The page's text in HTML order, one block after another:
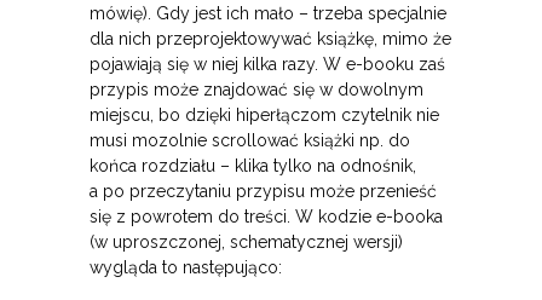
mówię). Gdy jest ich mało – trzeba specjalnie
dla nich przeprojektowywać książkę, mimo że
pojawiają się w niej kilka razy. W e-booku zaś
przypis może znajdować się w dowolnym
miejscu, bo dzięki hiperłączom czytelnik nie
musi mozolnie scrollować książki np. do
końca rozdziału – klika tylko na odnośnik,
a po przeczytaniu przypisu może przenieść
się z powrotem do treści. W kodzie e-booka
(w uproszczonej, schematycznej wersji)
wygląda to następująco: